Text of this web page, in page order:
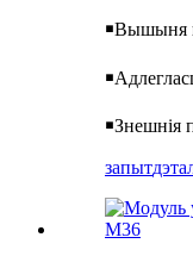
￭Вышыня
￭
￭Знешнія
запыт